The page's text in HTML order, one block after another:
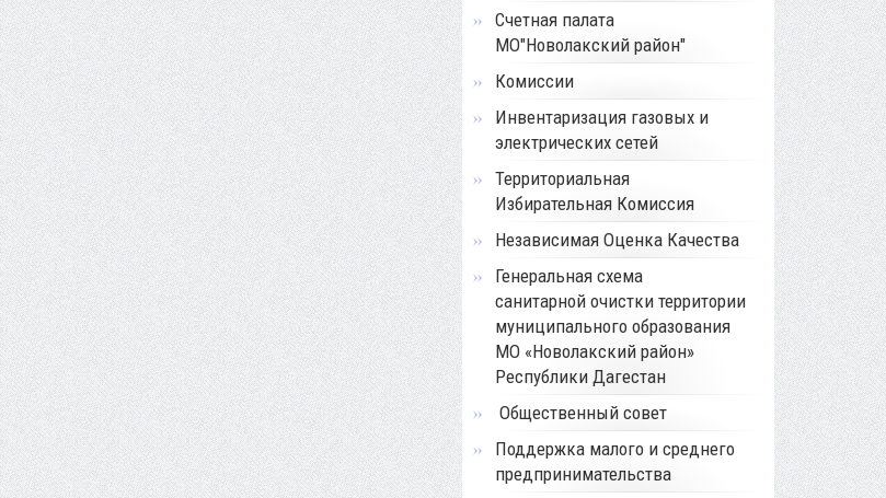
Счетная палата
МО"Новолакский район"
Комиссии
Инвентаризация газовых и
электрических сетей
Территориальная
Избирательная Комиссия
Независимая Оценка Качества
Генеральная схема
санитарной очистки территории
муниципального образования
МО «Новолакский район»
Республики Дагестан
Общественный совет
Поддержка малого и среднего
предпринимательства